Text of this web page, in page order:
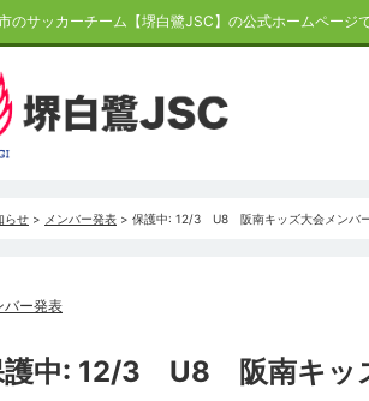
のサッカーチーム【堺白鷺JSC】の公式ホームページ
らせ > メンバー発表 > 保護中: 12/3 U8 阪南キッズ大会メンバ
バー発表
護中: 12/3 U8 阪南キッ